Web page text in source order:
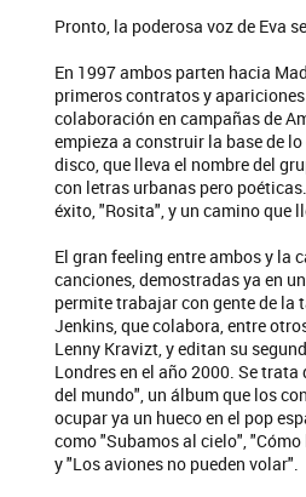
Pronto, la poderosa voz de Eva
En 1997 ambos parten hacia
primeros contratos y
colaboración en campañas de
empieza a construir la base de
disco, que lleva el nombre del
con letras urbanas pero
éxito, "Rosita", y un camino que
El gran feeling entre ambos y la
canciones, demostradas ya en
permite trabajar con gente de la
Jenkins, que colabora, entre
Lenny Kravizt, y editan su
Londres en el año 2000. Se trata
del mundo", un álbum que los
ocupar ya un hueco en el pop
como "Subamos al cielo",
y "Los aviones no pueden volar".